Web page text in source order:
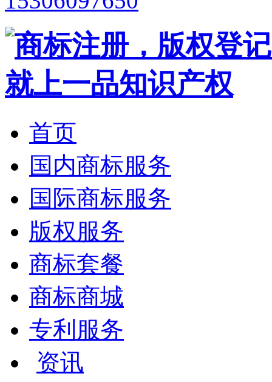
首页
国内商标服务
国际商标服务
版权服务
商标套餐
商标商城
专利服务
资讯